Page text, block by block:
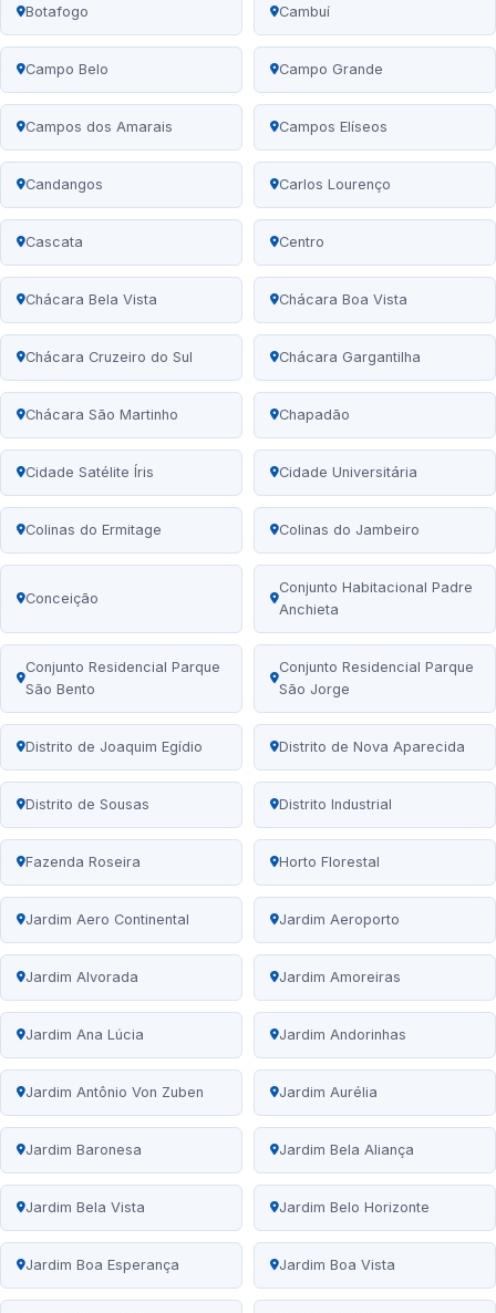
Botafogo Cambuí
Campo Belo Campo Grande
Campos dos Amarais Campos Elíseos
Candangos Carlos Lourenço
Cascata Centro
Chácara Bela Vista Chácara Boa Vista
Chácara Cruzeiro do Sul Chácara Gargantilha
Chácara São Martinho Chapadão
Cidade Satélite Íris Cidade Universitária
Colinas do Ermitage Colinas do Jambeiro
Conceição
Conjunto Habitacional Padre
Anchieta
Conjunto Residencial Parque
São Bento
Conjunto Residencial Parque
São Jorge
Distrito de Joaquim Egídio Distrito de Nova Aparecida
Distrito de Sousas Distrito Industrial
Fazenda Roseira Horto Florestal
Jardim Aero Continental Jardim Aeroporto
Jardim Alvorada Jardim Amoreiras
Jardim Ana Lúcia Jardim Andorinhas
Jardim Antônio Von Zuben Jardim Aurélia
Jardim Baronesa Jardim Bela Aliança
Jardim Bela Vista Jardim Belo Horizonte
Jardim Boa Esperança Jardim Boa Vista